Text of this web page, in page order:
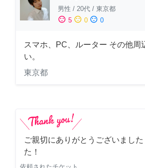
男性 / 20代 / 東京都
sentiment_satisfied 5 sentiment_neutral 0 sentiment_dissatisfied 0
スマホ、PC、ルーター その他周
い。
東京都
ご親切にありがとうございまし
た！